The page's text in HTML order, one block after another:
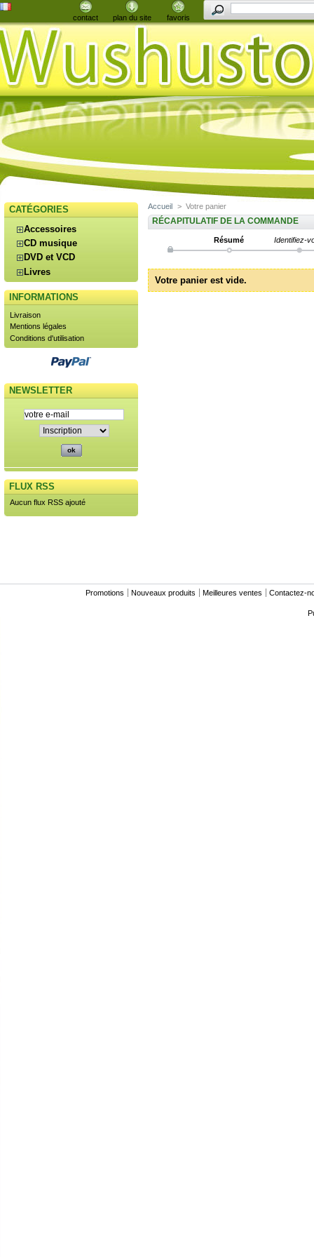
contact plan du site favoris
CATÉGORIES
Accessoires
CD musique
DVD et VCD
Livres
INFORMATIONS
Livraison
Mentions légales
Conditions d'utilisation
NEWSLETTER
FLUX RSS
Aucun flux RSS ajouté
Accueil > Votre panier
RÉCAPITULATIF DE LA COMMANDE
Résumé Identifiez-
Votre panier est vide.
Promotions Nouveaux produits Meilleures ventes
Contactez-